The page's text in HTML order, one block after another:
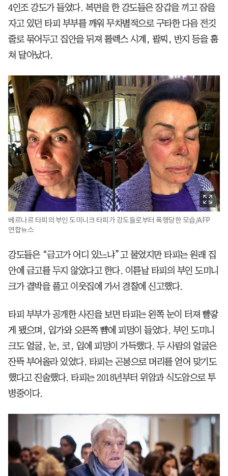
4인조 강도가 들었다. 복면을 한 강도들은 장갑을 끼고 잠을
자고 있던 타피 부부를 깨워 무차별적으로 구타한 다음 전깃
줄로 묶어두고 집안을 뒤져 롤렉스 시계, 팔찌, 반지 등을 훔
쳐 달아났다.
베르나르 타피의 부인 도미니크 타피가 강도들로부터 폭행당한 모습/AFP
연합뉴스
강도들은 “금고가 어디 있느냐”고 물었지만 타피는 원래 집
안에 금고를 두지 않았다고 한다. 이튿날 타피의 부인 도미니
크가 결박을 풀고 이웃집에 가서 경찰에 신고했다.
타피 부부가 공개한 사진을 보면 타피는 왼쪽 눈이 터져 빨갛
게 됐으며, 입가와 오른쪽 뺨에 피멍이 들었다. 부인 도미니
크도 얼굴, 눈, 코, 입에 피멍이 가득했다. 두 사람의 얼굴은
잔뜩 부어올라 있었다. 타피는 곤봉으로 머리를 얻어 맞기도
했다고 진술했다. 타피는 2018년부터 위암과 식도암으로 투
병중이다.